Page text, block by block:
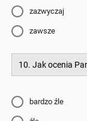
zazwyczaj
zawsze
10. Jak ocenia
bardzo źle